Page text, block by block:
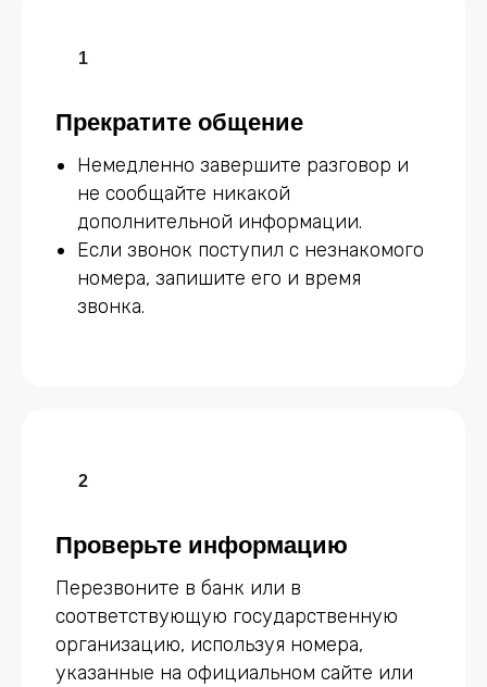
Прекратите общение
Немедленно завершите разговор и
не сообщайте никакой
дополнительной информации.
Если звонок поступил с незнакомого
номера, запишите его и время
звонка.
Проверьте информацию
Перезвоните в банк или в
соответствующую государственную
организацию, используя номера,
указанные на официальном сайте или